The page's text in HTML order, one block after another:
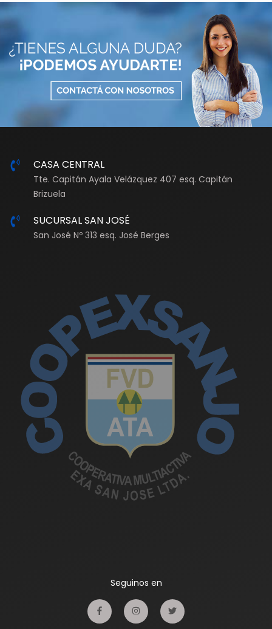
CASA CENTRAL
Tte. Capitán Ayala Velázquez 407 esq. Capitán
Brizuela
SUCURSAL SAN JOSÉ
San José Nº 313 esq. José Berges
Seguinos en